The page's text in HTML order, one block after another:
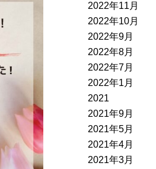
2022年11月
2022年10月
2022年9月
2022年8月
2022年7月
2022年1月
2021
2021年9月
2021年5月
2021年4月
2021年3月